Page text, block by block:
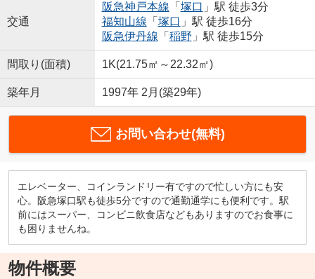
交通
阪急神戸本線 「 塚口 」駅 徒歩3分
福知山線 「 塚口 」駅 徒歩16分
阪急伊丹線 「 稲野 」駅 徒歩15分
間取り(面積) 1K(21.75㎡～22.32㎡)
築年月 1997年 2月(築29年)
お問い合わせ(無料)
エレベーター、コインランドリー有ですので忙しい方にも安
心。阪急塚口駅も徒歩5分ですので通勤通学にも便利です。駅
前にはスーパー、コンビニ飲食店などもありますのでお食事に
も困りませんね。
物件概要